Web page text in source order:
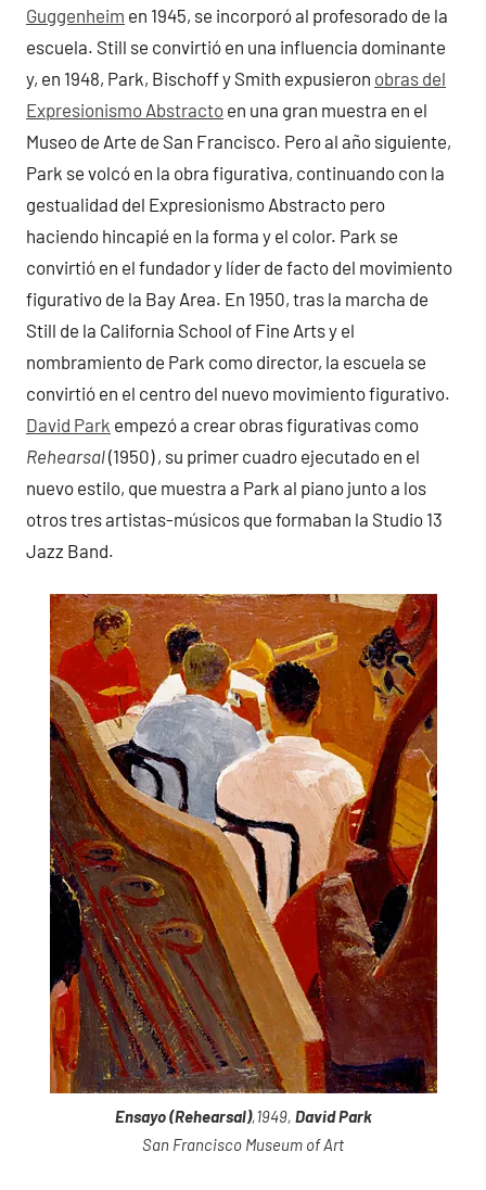
Guggenheim en 1945, se incorporó al profesorado de la
escuela. Still se convirtió en una influencia dominante
y, en 1948, Park, Bischoff y Smith expusieron obras del
Expresionismo Abstracto en una gran muestra en el
Museo de Arte de San Francisco. Pero al año siguiente,
Park se volcó en la obra figurativa, continuando con la
gestualidad del Expresionismo Abstracto pero
haciendo hincapié en la forma y el color. Park se
convirtió en el fundador y líder de facto del movimiento
figurativo de la Bay Area. En 1950, tras la marcha de
Still de la California School of Fine Arts y el
nombramiento de Park como director, la escuela se
convirtió en el centro del nuevo movimiento figurativo.
David Park empezó a crear obras figurativas como
Rehearsal(1950) , su primer cuadro ejecutado en el
nuevo estilo, que muestra a Park al piano junto a los
otros tres artistas-músicos que formaban la Studio 13
Jazz Band.
Ensayo (Rehearsal),1949, David Park
San Francisco Museum of Art